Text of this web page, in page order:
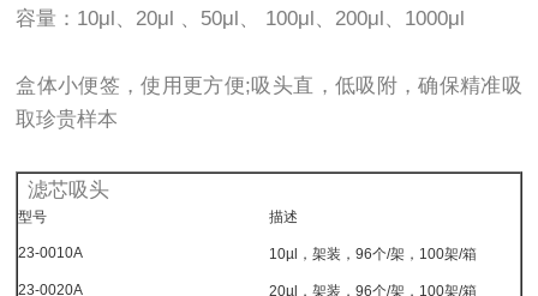
容量：10μl、20μl 、50μl、 100μl、200μl、1000μl
盒体小便签，使用更方便;吸头直，低吸附，确保精准吸
取珍贵样本
滤芯吸头
型号 描述
23-0010A 10µl，架装，96个/架，100架/箱
23-0020A 20µl，架装，96个/架，100架/箱